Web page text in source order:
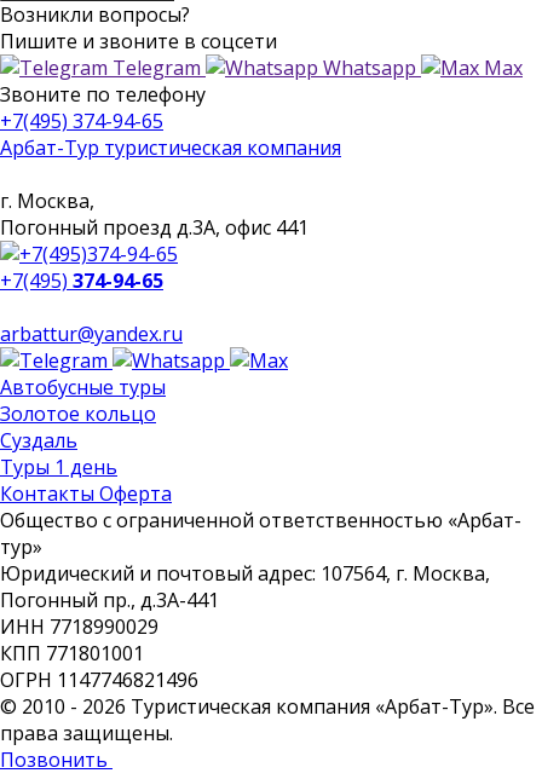
Возникли вопросы?
Пишите и звоните в соцсети
Telegram
Whatsapp
Max
Звоните по телефону
+7(495) 374-94-65
Арбат-Тур туристическая компания
г. Москва,
Погонный проезд д.3А, офис 441
+7(495) 374-94-65
arbattur@yandex.ru
Автобусные туры
Золотое кольцо
Суздаль
Туры 1 день
Контакты Оферта
Общество с ограниченной ответственностью «Арбат-
тур»
Юридический и почтовый адрес: 107564, г. Москва,
Погонный пр., д.3А-441
ИНН 7718990029
КПП 771801001
ОГРН 1147746821496
© 2010 - 2026 Туристическая компания «Арбат-Тур». Все
права защищены.
Позвонить